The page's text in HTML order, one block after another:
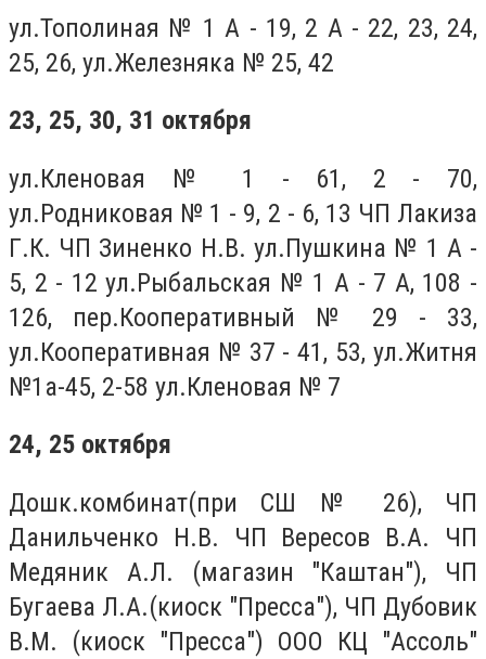
ул.Тополиная № 1 А - 19, 2 А - 22, 23, 24,
25, 26, ул.Железняка № 25, 42
23, 25, 30, 31 октября
ул.Кленовая № 1 - 61, 2 - 70,
ул.Родниковая № 1 - 9, 2 - 6, 13 ЧП Лакиза
Г.К. ЧП Зиненко Н.В. ул.Пушкина № 1 А -
5, 2 - 12 ул.Рыбальская № 1 А - 7 А, 108 -
126, пер.Кооперативный № 29 - 33,
ул.Кооперативная № 37 - 41, 53, ул.Житня
№1а-45, 2-58 ул.Кленовая № 7
24, 25 октября
Дошк.комбинат(при СШ № 26), ЧП
Данильченко Н.В. ЧП Вересов В.А. ЧП
Медяник А.Л. (магазин "Каштан"), ЧП
Бугаева Л.А.(киоск "Пресса"), ЧП Дубовик
В.М. (киоск "Пресса") ООО КЦ "Ассоль"